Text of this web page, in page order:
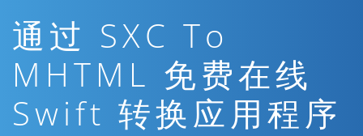
通过 SXC To
MHTML 免费在线
Swift 转换应用程序